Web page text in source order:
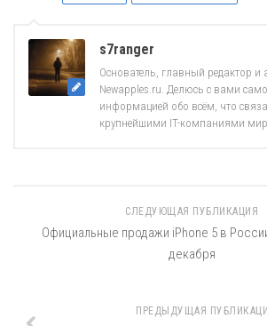
s7ranger
Основатель, главный редактор и
Newapples.ru. Делюсь с вами
информацией обо всём, что
крупнейшими IT-компаниями
СЛЕДУЮЩАЯ ПУБЛИКАЦИЯ
Официальные продажи iPhone 5 в
декабря
ПРЕДЫДУЩАЯ